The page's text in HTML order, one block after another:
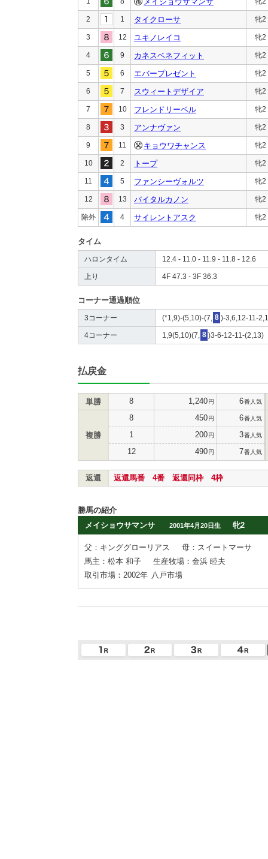
2 1 タイクローサ 牝2
3 12 ユキノレイコ 牝2
4 9 カネスベネフィット 牝2
5 6 エバープレゼント 牝2
6 7 スウィートデザイア 牝2
7 10 フレンドリーベル 牝2
8 3 アンナヴァン 牝2
9 11 キョウワチャンス 牝2
10 2 トープ 牝2
11 5 ファンシーヴォルツ 牝2
12 13 バイタルカノン 牝2
除外 4 サイレントアスク 牝2
タイム
ハロンタイム 12.4 - 11.0 - 11.9 - 11.8 - 12.6
上り 4F 47.3 - 3F 36.3
コーナー通過順位
3コーナー (*1,9)-(5,10)-(7, 8 )-3,6,12-11-
4コーナー 1,9(5,10)(7, 8 )3-6-12-11-(2,13)
払戻金
単勝 8 1,240円 6番人気
複勝
8 450円 6番人気
1 200円 3番人気
12 490円 7番人気
返還 返還馬番 4番 返還同枠 4枠
勝馬の紹介
メイショウサマンサ
2001年4月20日生 牝2
父：キンググローリアス
母：スイートマーサ
馬主：松本 和子
生産牧場：金浜 睦夫
取引市場：2002年 八戸市場